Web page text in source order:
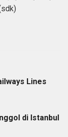
Lines
di Istanbul